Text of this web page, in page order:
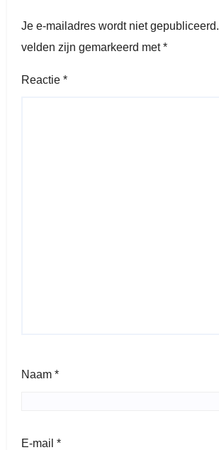
Je e-mailadres wordt niet gepubliceerd.
velden zijn gemarkeerd met*
Reactie *
Naam *
E-mail *